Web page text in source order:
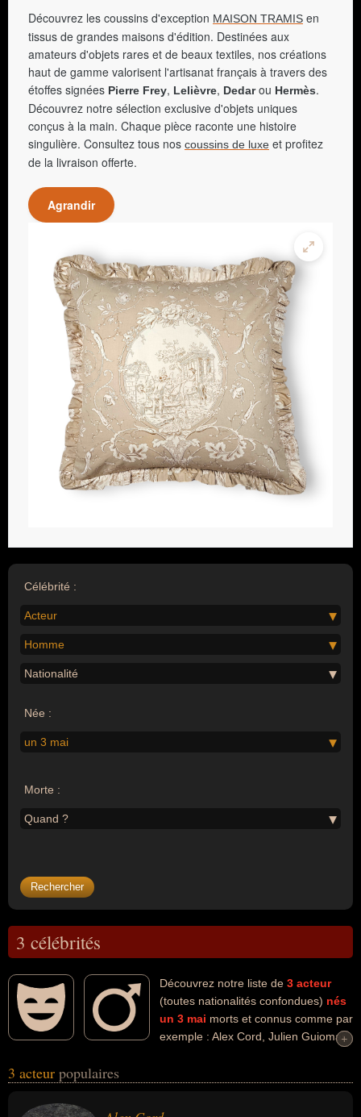
Découvrez les coussins d'exception MAISON TRAMIS en
tissus de grandes maisons d'édition. Destinées aux
amateurs d'objets rares et de beaux textiles, nos créations
haut de gamme valorisent l'artisanat français à travers des
étoffes signées Pierre Frey, Lelièvre, Dedarou Hermès.
Découvrez notre sélection exclusive d'objets uniques
conçus à la main. Chaque pièce raconte une histoire
singulière. Consultez tous nos coussins de luxe et profitez
de la livraison offerte.
Agrandir
Célébrité :
Acteur
Homme
Nationalité
Née :
un 3 mai
Morte :
Quand ?
3 célébrités
Découvrez notre liste de 3 acteur
(toutes nationalités confondues) nés
un 3 mai morts et connus comme par
exemple : Alex Cord, Julien Guiomar,
des liens variés dans les domaines de l'art, du cinéma, de la
été artiste. En ce qui concerne leurs nationalités au moment de
+
+
3 acteur populaires